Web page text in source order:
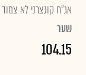
אג"ח קונצרני לא צמוד
שער
104.15